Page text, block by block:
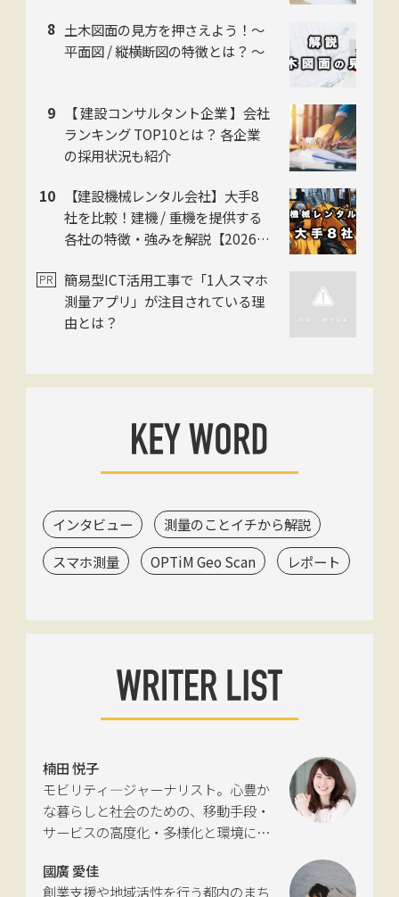
土木図面の見方を押さえよう！〜
平面図 / 縦横断図の特徴とは？ 〜
【 建設コンサルタント企業 】会社
ランキング TOP10とは？ 各企業
の採用状況も紹介
【建設機械レンタル会社】大手8
社を比較！建機 / 重機を提供する
各社の特徴・強みを解説【2026年
簡易型ICT活用工事で「1人スマホ
測量アプリ」が注目されている理
由とは？
インタビュー
測量のことイチから解説
スマホ測量
OPTiM Geo Scan レポート
楠田 悦子
モビリティ―ジャーナリスト。心豊か
な暮らしと社会のための、移動手段・
サービスの高度化・多様化と環境につ
新聞社モビリティビジネス専門誌
國廣 愛佳
創業支援や地域活性を行う都内のまち